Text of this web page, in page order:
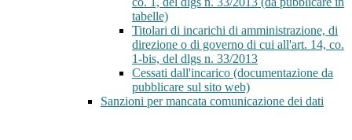
tabelle)
Titolari di incarichi di amministrazione, di
direzione o di governo di cui all'art. 14, co.
1-bis, del dlgs n. 33/2013
Cessati dall'incarico (documentazione da
pubblicare sul sito web)
Sanzioni per mancata comunicazione dei dati